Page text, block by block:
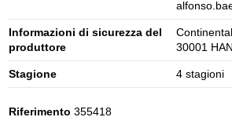
Informazioni di sicurezza del
produttore
30001
Stagione 4 stagioni
Riferimento 355418